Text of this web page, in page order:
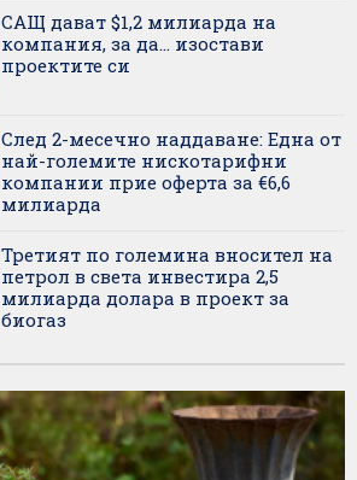
САЩ дават $1,2 милиарда на
компания, за да... изостави
проектите си
След 2-месечно наддаване: Една от
най-големите нискотарифни
компании прие оферта за €6,6
милиарда
Третият по големина вносител на
петрол в света инвестира 2,5
милиарда долара в проект за
биогаз